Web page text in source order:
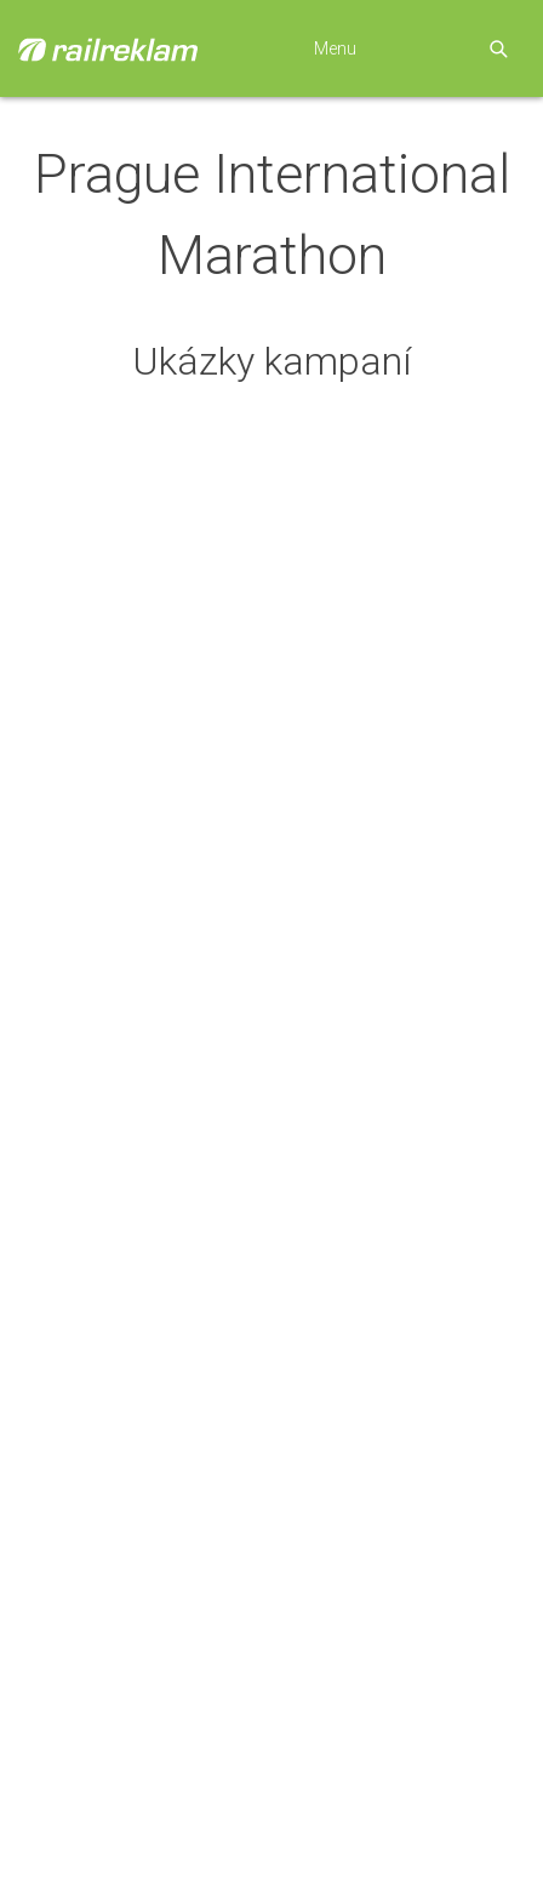
Menu
Prague International
Marathon
Ukázky kampaní